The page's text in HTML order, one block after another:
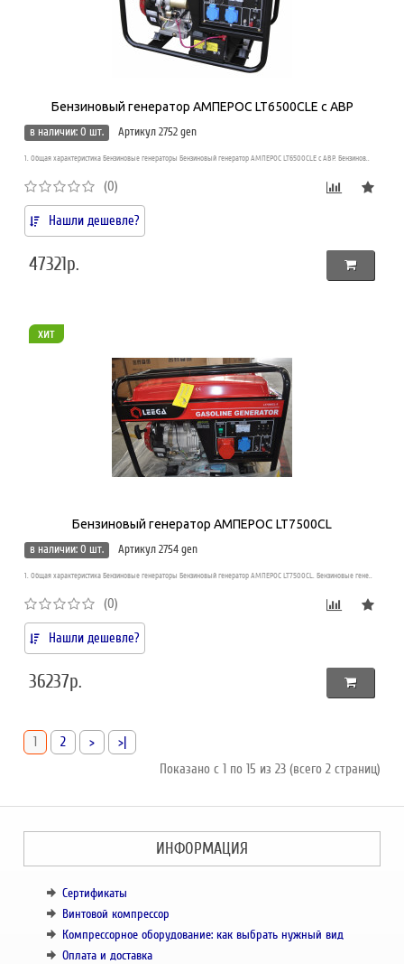
Бензиновый генератор АМПЕРОС LT6500CLE с АВР
в наличии: 0 шт.
Артикул 2752 gen
1. Общая характеристика Бензиновые генераторы Бензиновый генератор АМПЕРОС LT6500CLE с АВР. Бензинов..
(0)
Нашли дешевле?
47321р.
хит
Бензиновый генератор АМПЕРОС LT7500CL
в наличии: 0 шт.
Артикул 2754 gen
1. Общая характеристика Бензиновые генераторы Бензиновый генератор АМПЕРОС LT7500CL. Бензиновые гене..
(0)
Нашли дешевле?
36237р.
1 2 >
>|
Показано с 1 по 15 из 23 (всего 2 страниц)
ИНФОРМАЦИЯ
Сертификаты
Винтовой компрессор
Компрессорное оборудование: как выбрать нужный вид
Оплата и доставка